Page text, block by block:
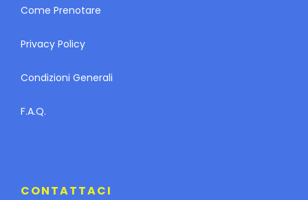
Come Prenotare
Privacy Policy
Condizioni Generali
F.A.Q.
CONTATTACI